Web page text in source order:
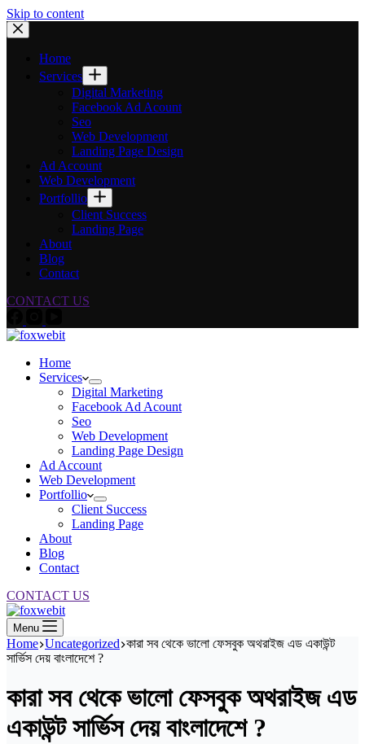
Skip to content
Home
Services
Digital Marketing
Facebook Ad Acount
Seo
Web Development
Landing Page Design
Ad Account
Web Development
Portfollio
Client Success
Landing Page
About
Blog
Contact
CONTACT US
Home
Services
Digital Marketing
Facebook Ad Acount
Seo
Web Development
Landing Page Design
Ad Account
Web Development
Portfollio
Client Success
Landing Page
About
Blog
Contact
CONTACT US
Menu
Home Uncategorized কারা সব থেকে ভালো ফেসবুক অথরাইজ এড একাউন্ট
সার্ভিস দেয় বাংলাদেশে ?
কারা সব থেকে ভালো ফেসবুক অথরাইজ এড
একাউন্ট সার্ভিস দেয় বাংলাদেশে ?